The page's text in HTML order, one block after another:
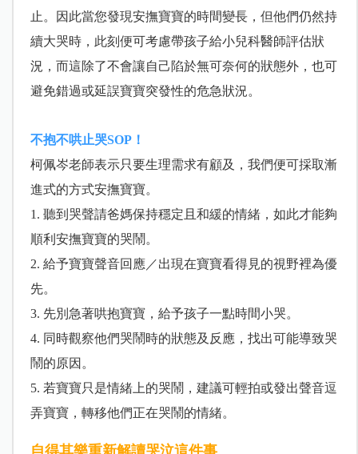
止。因此當您發現安撫寶寶的時間變長，但他們仍然持
續大哭時，此刻便可考慮帶孩子給小兒科醫師評估狀
況，而這除了不會讓自己陷於無可奈何的狀態外，也可
避免錯過或延誤寶寶突發性的危急狀況。
不抱不哄止哭SOP！
柯佩岑老師表示只要生理需求有顧及，我們便可採取漸
進式的方式安撫寶寶。
1. 聽到哭聲請爸媽保持穩定且和緩的情緒，如此才能夠
順利安撫寶寶的哭鬧。
2. 給予寶寶聲音回應／出現在寶寶看得見的視野裡為優
先。
3. 先別急著哄抱寶寶，給予孩子一點時間小哭。
4. 同時觀察他們哭鬧時的狀態及反應，找出可能導致哭
鬧的原因。
5. 若寶寶只是情緒上的哭鬧，建議可輕拍或發出聲音逗
弄寶寶，轉移他們正在哭鬧的情緒。